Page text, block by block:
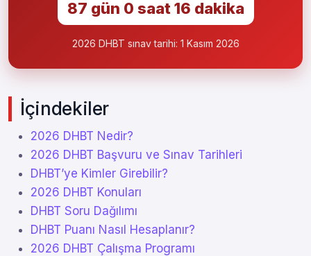
87 gün 0 saat 16 dakika
2026 DHBT sınav tarihi: 1 Kasım 2026
İçindekiler
2026 DHBT Nedir?
2026 DHBT Başvuru ve Sınav Tarihleri
DHBT’ye Kimler Girebilir?
2026 DHBT Konuları
DHBT Soru Dağılımı
DHBT Puanı Nasıl Hesaplanır?
2026 DHBT Çalışma Programı